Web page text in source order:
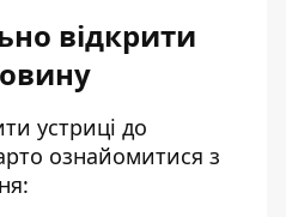
відкрити
устриці до
ознайомитися з